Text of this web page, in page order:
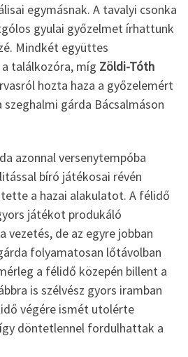
egymásnak. A tavalyi csonka
gyulai győzelmet írhattunk
Mindkét együttes
találkozóra, míg Zöldi-Tóth
hozta haza a győzelemért
gárda Bácsalmáson
azonnal versenytempóba
bíró játékosai révén
a hazai alakulatot. A félidő
játékot produkáló
vezetés, de az egyre jobban
folyamatosan lőtávolban
a félidő közepén billent a
is szélvész gyors iramban
végére ismét utolérte
döntetlennel fordulhattak a